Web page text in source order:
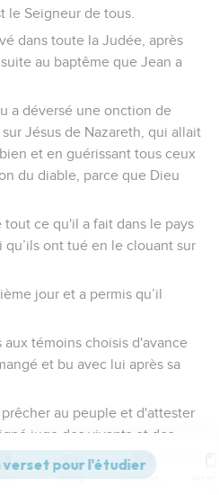
le Seigneur de tous.
dans toute la Judée, après
au baptême que Jean a
a déversé une onction de
Jésus de Nazareth, qui allait
et en guérissant tous ceux
du diable, parce que Dieu
tout ce qu'il a fait dans le pays
qu’ils ont tué en le clouant sur
jour et a permis qu’il
témoins choisis d'avance
et bu avec lui après sa
au peuple et d'attester
juge des vivants et des
de lui le témoignage que
Commentaires Strong